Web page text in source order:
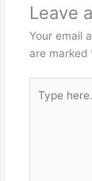
Leave
Your email
are marked
here..